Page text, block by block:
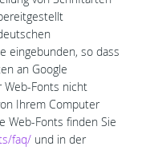
eingebunden, so dass
an Google
Fonts nicht
Ihrem Computer
Web-Fonts finden Sie
faq/ und in der